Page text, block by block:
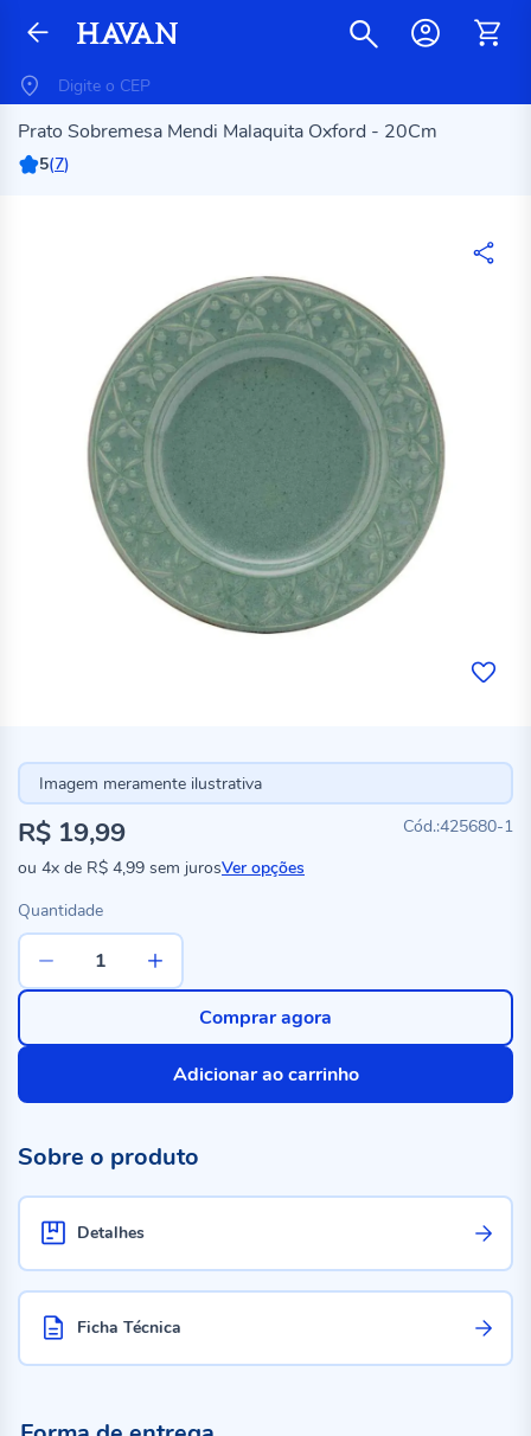
Prato Sobremesa Mendi Malaquita Oxford - 20Cm
5(7)
Imagem meramente ilustrativa
425680-1
R$ 19,99
ou 4x de R$ 4,99 sem jurosVer opções
Quantidade
Adicionar ao carrinho
Comprar agora
Sobre o produto
Detalhes
Ficha Técnica